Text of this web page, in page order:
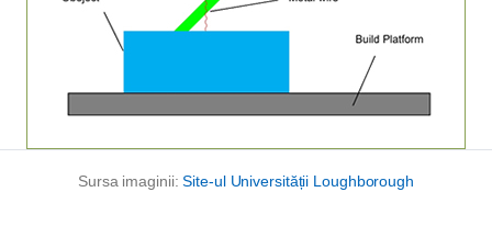
Sursa imaginii:Site-ul Universității Loughborough